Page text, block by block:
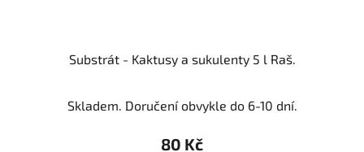
Substrát - Kaktusy a sukulenty 5 l Raš.
Skladem. Doručení obvykle do 6-10 dní.
80 Kč